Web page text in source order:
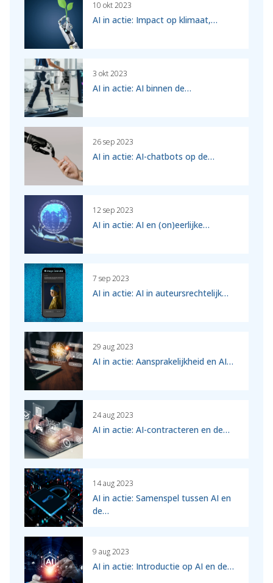
10 okt 2023
AI in actie: Impact op klimaat,…
3 okt 2023
AI in actie: AI binnen de…
26 sep 2023
AI in actie: AI-chatbots op de…
12 sep 2023
AI in actie: AI en (on)eerlijke…
7 sep 2023
AI in actie: AI in auteursrechtelijk…
29 aug 2023
AI in actie: Aansprakelijkheid en AI…
24 aug 2023
AI in actie: AI-contracteren en de…
14 aug 2023
AI in actie: Samenspel tussen AI en
de…
9 aug 2023
AI in actie: Introductie op AI en de…